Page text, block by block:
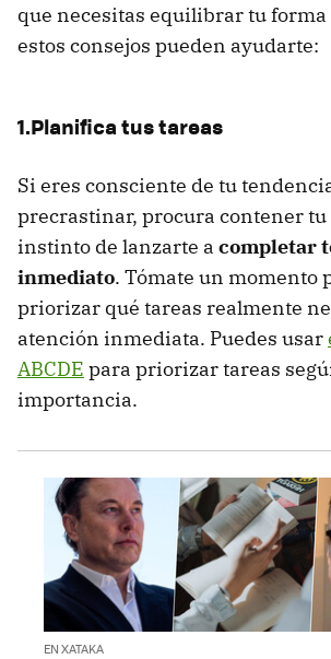
que necesitas equilibrar tu forma
estos consejos pueden ayudarte:
1.Planifica tus tareas
Si eres consciente de tu
precrastinar, procura contener
instinto de lanzarte a completar
inmediato. Tómate un momento
priorizar qué tareas realmente
atención inmediata. Puedes usar
ABCDE para priorizar tareas
importancia.
EN XATAKA